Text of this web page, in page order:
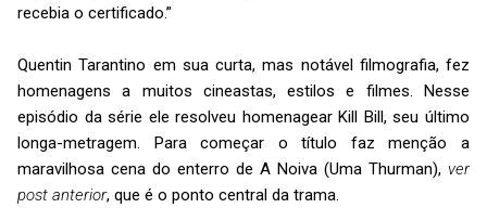
recebia o certificado.”
Quentin Tarantino em sua curta, mas notável filmografia, fez
homenagens a muitos cineastas, estilos e filmes. Nesse
episódio da série ele resolveu homenagear Kill Bill, seu último
longa-metragem. Para começar o título faz menção a
maravilhosa cena do enterro de A Noiva (Uma Thurman), ver
post anterior, que é o ponto central da trama.